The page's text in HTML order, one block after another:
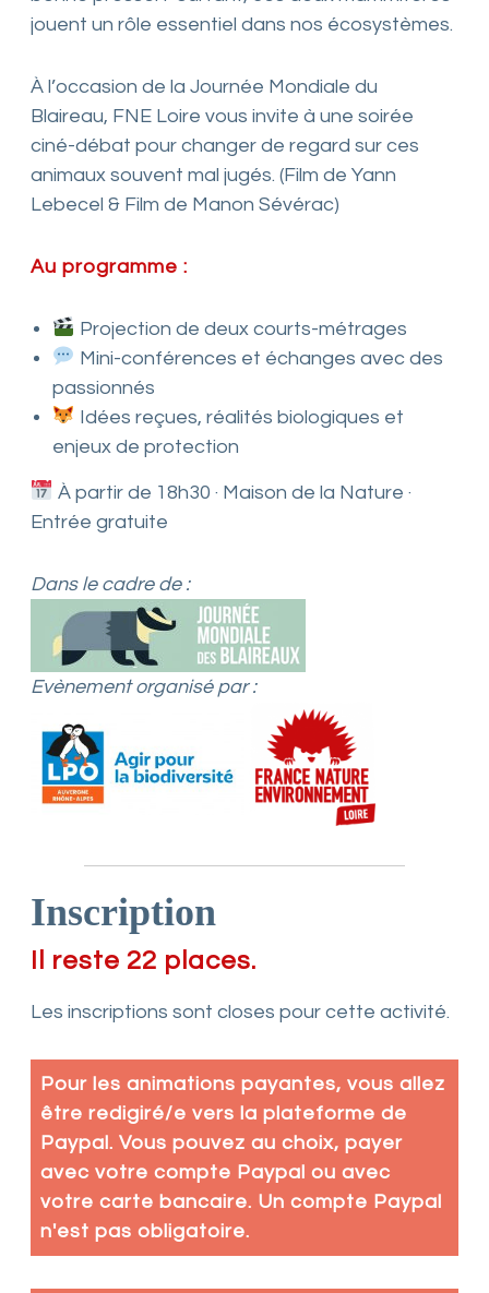
jouent un rôle essentiel dans nos écosystèmes.
À l’occasion de la Journée Mondiale du
Blaireau, FNE Loire vous invite à une soirée
ciné-débat pour changer de regard sur ces
animaux souvent mal jugés. (Film de Yann
Lebecel & Film de Manon Sévérac)
Au programme :
Projection de deux courts-métrages
Mini-conférences et échanges avec des
passionnés
Idées reçues, réalités biologiques et
enjeux de protection
À partir de 18h30 · Maison de la Nature ·
Entrée gratuite
Dans le cadre de :
Evènement organisé par :
Inscription
Il reste 22 places.
Les inscriptions sont closes pour cette activité.
Pour les animations payantes, vous allez
être redigiré/e vers la plateforme de
Paypal. Vous pouvez au choix, payer
avec votre compte Paypal ou avec
votre carte bancaire. Un compte Paypal
n'est pas obligatoire.